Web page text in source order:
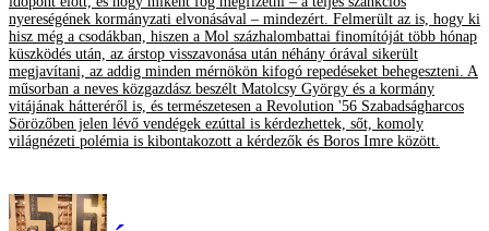
nyereségének kormányzati elvonásával – mindezért. Felmerült az is, hogy ki
hisz még a csodákban, hiszen a Mol százhalombattai finomítóját több hónap
küszködés után, az árstop visszavonása után néhány órával sikerült
megjavítani, az addig minden mérnökön kifogó repedéseket behegeszteni. A
műsorban a neves közgazdász beszélt Matolcsy György és a kormány
vitájának hátteréről is, és természetesen a Revolution '56 Szabadságharcos
Sörözőben jelen lévő vendégek ezúttal is kérdezhettek, sőt, komoly
világnézeti polémia is kibontakozott a kérdezők és Boros Imre között.